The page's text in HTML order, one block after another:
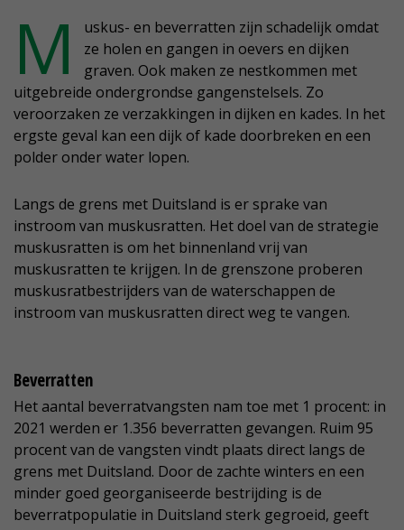
M
uskus- en beverratten zijn schadelijk omdat
ze holen en gangen in oevers en dijken
graven. Ook maken ze nestkommen met
uitgebreide ondergrondse gangenstelsels. Zo
veroorzaken ze verzakkingen in dijken en kades. In het
ergste geval kan een dijk of kade doorbreken en een
polder onder water lopen.
Langs de grens met Duitsland is er sprake van
instroom van muskusratten. Het doel van de strategie
muskusratten is om het binnenland vrij van
muskusratten te krijgen. In de grenszone proberen
muskusratbestrijders van de waterschappen de
instroom van muskusratten direct weg te vangen.
Beverratten
Het aantal beverratvangsten nam toe met 1 procent: in
2021 werden er 1.356 beverratten gevangen. Ruim 95
procent van de vangsten vindt plaats direct langs de
grens met Duitsland. Door de zachte winters en een
minder goed georganiseerde bestrijding is de
beverratpopulatie in Duitsland sterk gegroeid, geeft